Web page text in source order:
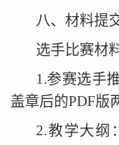
八、材料提
选手比赛材
1.参赛选手
盖章后的PDF版
2.教学大纲